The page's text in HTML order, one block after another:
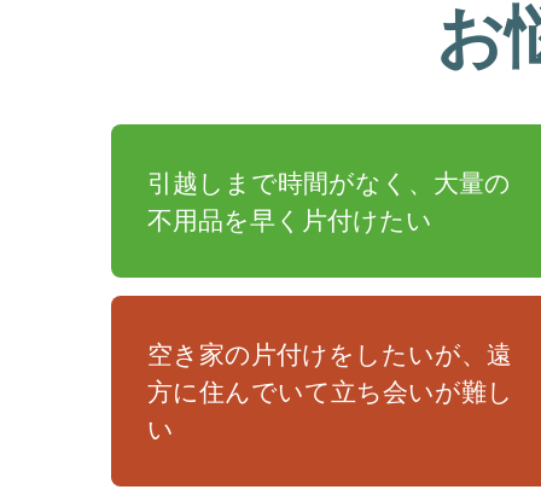
お
引越しまで時間がなく、大量の
不用品を早く片付けたい
空き家の片付けをしたいが、遠
方に住んでいて立ち会いが難し
い